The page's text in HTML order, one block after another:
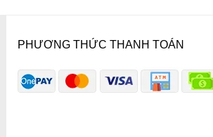
PHƯƠNG THỨC THANH TOÁN